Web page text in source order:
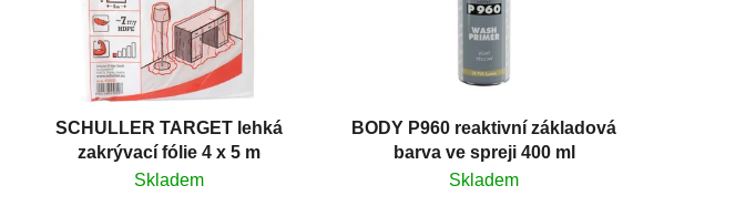
SCHULLER TARGET lehká
zakrývací fólie 4 x 5 m
Skladem
BODY P960 reaktivní základová
barva ve spreji 400 ml
Skladem